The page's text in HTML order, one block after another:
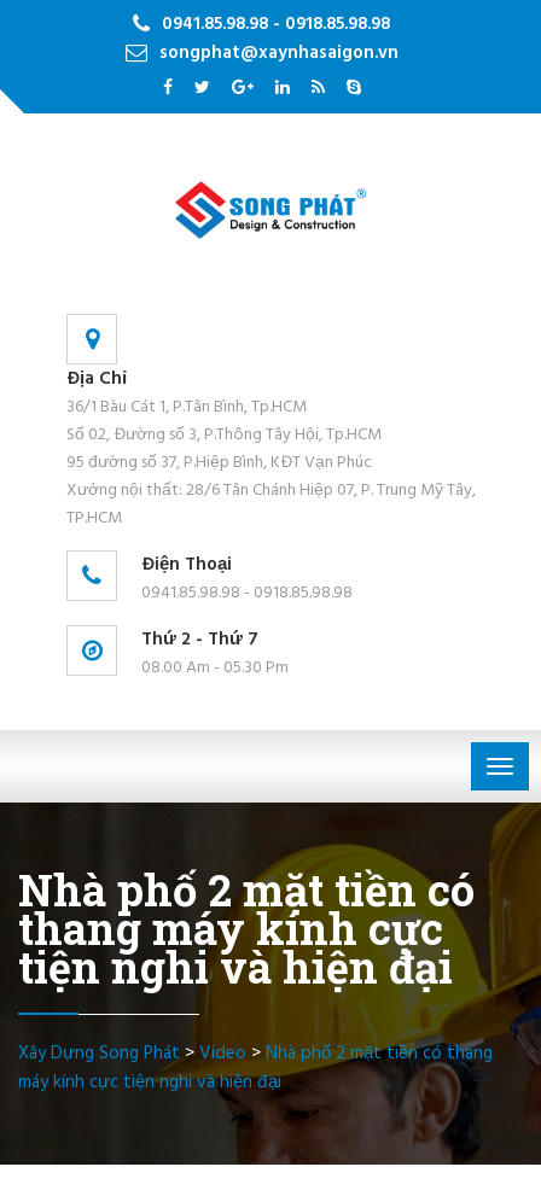
0941.85.98.98 - 0918.85.98.98
songphat@xaynhasaigon.vn
Địa Chỉ
36/1 Bàu Cát 1, P.Tân Bình, Tp.HCM
Số 02, Đường số 3, P.Thông Tây Hội, Tp.HCM
95 đường số 37, P.Hiệp Bình, KĐT Vạn Phúc
Xưởng nội thất: 28/6 Tân Chánh Hiệp 07, P. Trung Mỹ Tây,
TP.HCM
Điện Thoại
0941.85.98.98 - 0918.85.98.98
Thứ 2 - Thứ 7
08.00 Am - 05.30 Pm
Nhà phố 2 mặt tiền có
thang máy kính cực
tiện nghi và hiện đại
Xây Dựng Song Phát>Video >Nhà phố 2 mặt tiền có thang
máy kính cực tiện nghi và hiện đại